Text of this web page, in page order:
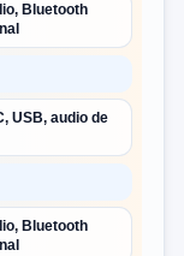
Bluetooth
USB, audio de
Bluetooth